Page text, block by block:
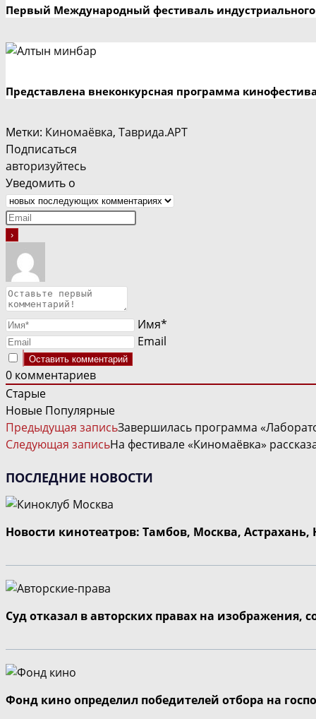
Первый Международный фестиваль
Представлена внеконкурсная программа
Метки: Киномаёвка, Таврида.АРТ
Подписаться
авторизуйтесь
Уведомить о
Имя*
Email
0 комментариев
Старые
Новые Популярные
ЧИТАТЬ
ДАЛЕЕ
СТАТЬИ
Предыдущая записьЗавершилась программа
Следующая записьНа фестивале «Киномаёвка»
ПОСЛЕДНИЕ НОВОСТИ
Новости кинотеатров: Тамбов, Москва,
Суд отказал в авторских правах на изображения,
Фонд кино определил победителей отбора на